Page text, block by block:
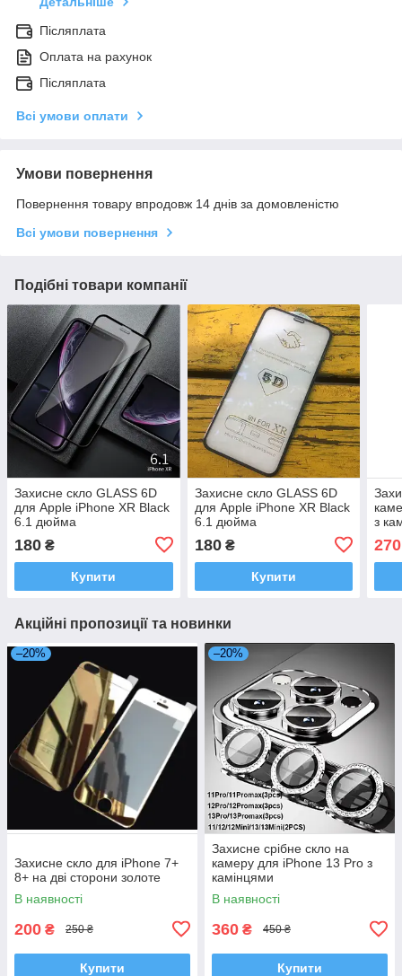
Післяплата
Оплата на рахунок
Післяплата
Всі умови оплати
Умови повернення
Повернення товару впродовж 14 днів за домовленістю
Всі умови повернення
Подібні товари компанії
Захисне скло GLASS 6D
для Apple iPhone XR Black
6.1 дюйма
180 ₴
Купити
Захисне скло GLASS 6D
для Apple iPhone XR Black
6.1 дюйма
180₴
Купити
з
270
Акційні пропозиції та новинки
–20%
Захисне скло для iPhone 7+
8+ на дві сторони золоте
В наявності
200 ₴ 250 ₴
Купити
–20%
Захисне срібне скло на
камеру для iPhone 13 Pro з
камінцями
В наявності
360 ₴ 450 ₴
Купити